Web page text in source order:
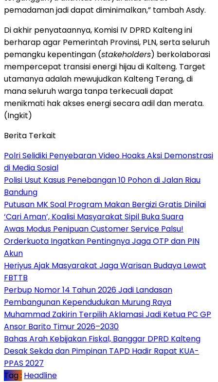
pemadaman jadi dapat diminimalkan,” tambah Asdy.
Di akhir penyataannya, Komisi IV DPRD Kalteng ini
berharap agar Pemerintah Provinsi, PLN, serta seluruh
pemangku kepentingan (stakeholders) berkolaborasi
mempercepat transisi energi hijau di Kalteng. Target
utamanya adalah mewujudkan Kalteng Terang, di
mana seluruh warga tanpa terkecuali dapat
menikmati hak akses energi secara adil dan merata.
(Ingkit)
Berita Terkait
Polri Selidiki Penyebaran Video Hoaks Aksi Demonstrasi
di Media Sosial
Polisi Usut Kasus Penebangan 10 Pohon di Jalan Riau
Bandung
Putusan MK Soal Program Makan Bergizi Gratis Dinilai
‘Cari Aman’, Koalisi Masyarakat Sipil Buka Suara
Awas Modus Penipuan Customer Service Palsu!
Orderkuota Ingatkan Pentingnya Jaga OTP dan PIN
Akun
Heriyus Ajak Masyarakat Jaga Warisan Budaya Lewat
FBTTB
Perbup Nomor 14 Tahun 2026 Jadi Landasan
Pembangunan Kependudukan Murung Raya
Muhammad Zakirin Terpilih Aklamasi Jadi Ketua PC GP
Ansor Barito Timur 2026–2030
Bahas Arah Kebijakan Fiskal, Banggar DPRD Kalteng
Desak Sekda dan Pimpinan TAPD Hadir Rapat KUA-
PPAS 2027
Tag : Headline